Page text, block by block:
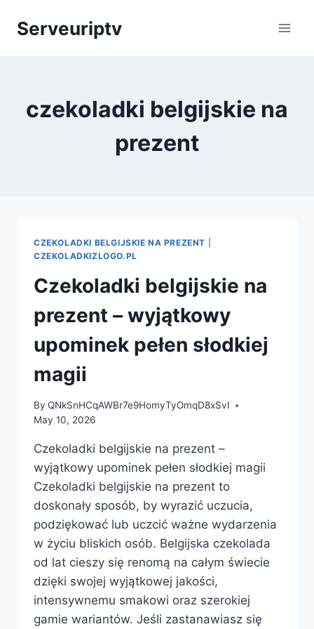
Serveuriptv
czekoladki belgijskie na
prezent
CZEKOLADKI BELGIJSKIE NA PREZENT
CZEKOLADKIZLOGO.PL
Czekoladki belgijskie na
prezent – wyjątkowy
upominek pełen słodkiej
magii
By QNkSnHCqAWBr7e9HomyTyOmqD8xSvI
May 10, 2026
Czekoladki belgijskie na prezent –
wyjątkowy upominek pełen słodkiej magii
Czekoladki belgijskie na prezent to
doskonały sposób, by wyrazić uczucia,
podziękować lub uczcić ważne wydarzenia
w życiu bliskich osób. Belgijska czekolada
od lat cieszy się renomą na całym świecie
dzięki swojej wyjątkowej jakości,
intensywnemu smakowi oraz szerokiej
gamie wariantów. Jeśli zastanawiasz się